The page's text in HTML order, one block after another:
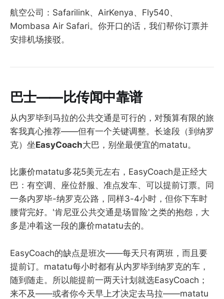
航空公司：Safarilink、AirKenya、Fly540、
Mombasa Air Safari。你开口的话，我们帮你订票并
安排机场接驳。
巴士——比传闻中靠谱
从内罗毕到马拉的公共交通是可行的，对预算有限的旅
客我真心推荐——但有一个关键调整。长途段（到纳罗
克）坐EasyCoach大巴，别坐最便宜的matatu。
比廉价matatu多花5美元左右，EasyCoach是正经大
巴：有空调、座位舒服、准点发车、可以提前订票。同
一条内罗毕-纳罗克公路，同样3-4小时，但你下车时
腰背完好。'肯尼亚公共交通是场冒险'之类的抱怨，大
多是冲着这一段的廉价matatu去的。
EasyCoach的缺点是班次——每天只有两班，而且要
提前订。matatu每小时都有从内罗毕到纳罗克的车，
随到随走。所以能提前一两天计划就选EasyCoach；
来不及——或者你今天早上才决定去马拉——matatu